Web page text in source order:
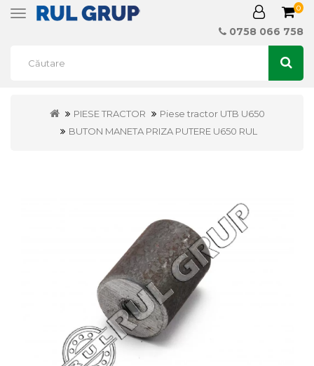
Toggle
0
0758 066 758
PIESE TRACTOR
Piese tractor UTB U650
BUTON MANETA PRIZA PUTERE U650 RUL